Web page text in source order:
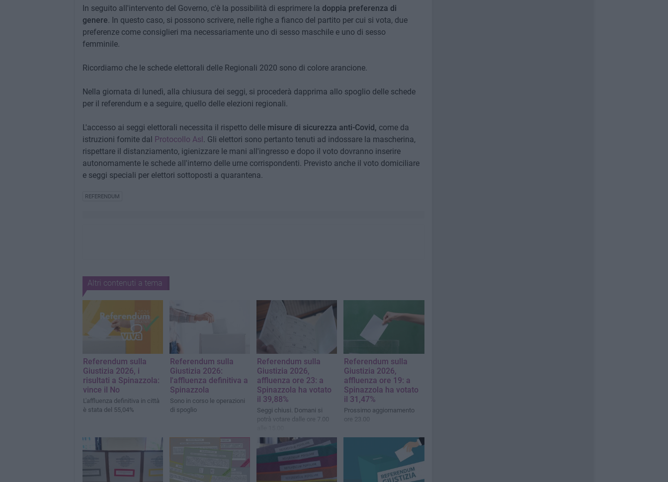
In seguito all'intervento del Governo, c'è la possibilità di esprimere la doppia preferenza di
genere. In questo caso, si possono scrivere, nelle righe a fianco del partito per cui si vota, due
preferenze come consiglieri ma necessariamente uno di sesso maschile e uno di sesso
femminile.
Ricordiamo che le schede elettorali delle Regionali 2020 sono di colore arancione.
Nella giornata di lunedì, alla chiusura dei seggi, si procederà dapprima allo spoglio delle schede
per il referendum e a seguire, quello delle elezioni regionali.
L'accesso ai seggi elettorali necessita il rispetto delle misure di sicurezza anti-Covid, come da
istruzioni fornite dal Protocollo Asl. Gli elettori sono pertanto tenuti ad indossare la mascherina,
rispettare il distanziamento, igienizzare le mani all'ingresso e dopo il voto dovranno inserire
autonomamente le schede all'interno delle urne corrispondenti. Previsto anche il voto domiciliare
e seggi speciali per elettori sottoposti a quarantena.
REFERENDUM
Altri contenuti a tema
Referendum sulla
Giustizia 2026, i
risultati a Spinazzola:
vince il No
L'affluenza definitiva in città
è stata del 55,04%
Referendum sulla
Giustizia 2026:
l'affluenza definitiva a
Spinazzola
Sono in corso le operazioni
di spoglio
Referendum sulla
Giustizia 2026,
affluenza ore 23: a
Spinazzola ha votato
il 39,88%
Seggi chiusi. Domani si
potrà votare dalle ore 7.00
Referendum sulla
Giustizia 2026,
affluenza ore 19: a
Spinazzola ha votato
il 31,47%
Prossimo aggiornamento
ore 23.00